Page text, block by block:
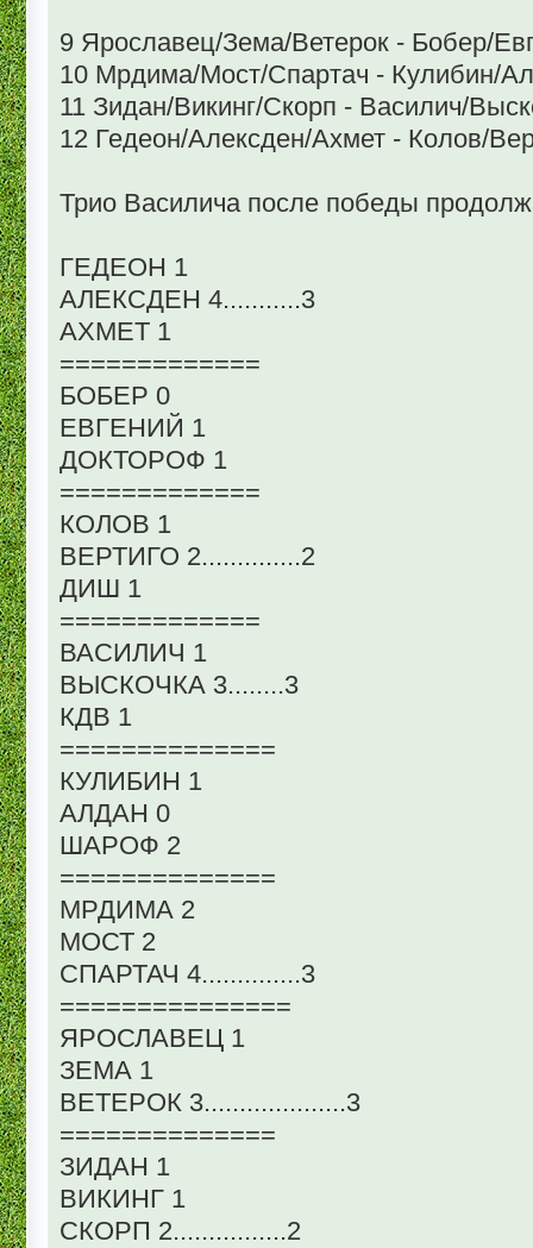
9 Ярославец/Зема/Ветерок - Бобер/
10 Мрдима/Мост/Спартач - Кулибин/
11 Зидан/Викинг/Скорп - Василич/
12 Гедеон/Алексден/Ахмет - Колов/
Трио Василича после победы
ГЕДЕОН 1
АЛЕКСДЕН 4...........3
АХМЕТ 1
=============
БОБЕР 0
ЕВГЕНИЙ 1
ДОКТОРОФ 1
=============
КОЛОВ 1
ВЕРТИГО 2..............2
ДИШ 1
=============
ВАСИЛИЧ 1
ВЫСКОЧКА 3........3
КДВ 1
==============
КУЛИБИН 1
АЛДАН 0
ШАРОФ 2
==============
МРДИМА 2
МОСТ 2
СПАРТАЧ 4..............3
===============
ЯРОСЛАВЕЦ 1
ЗЕМА 1
ВЕТЕРОК 3....................3
==============
ЗИДАН 1
ВИКИНГ 1
СКОРП 2................2